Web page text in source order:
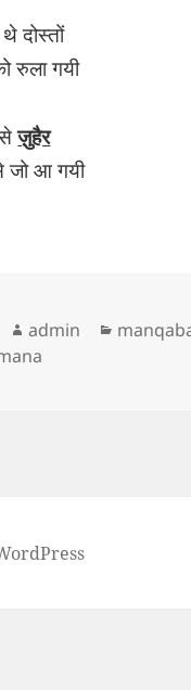
दोस्तों
रुला गयी
ज़ुहैर
आ गयी
Author
admin